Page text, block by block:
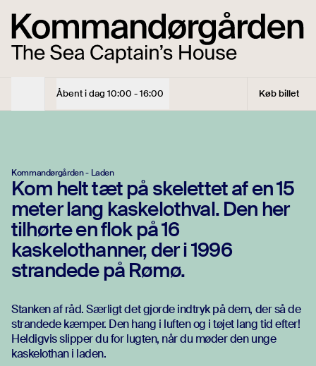
Åbent i dag 10:00 - 16:00
Åbningstider Køb billet
Tirs - Søn 10:00 - 16:00
Entrébillet
Under 18 år
Se åbningstider
Se åbningstider
Køb billet
Kommandørgården - Laden
Kom helt tæt på skelettet af en 15
meter lang kaskelothval. Den her
tilhørte en flok på 16
kaskelothanner, der i 1996
strandede på Rømø.
Stanken af råd. Særligt det gjorde indtryk på dem, der så de
strandede kæmper. Den hang i luften og i tøjet lang tid efter!
Heldigvis slipper du for lugten, når du møder den unge
kaskelothan i laden.